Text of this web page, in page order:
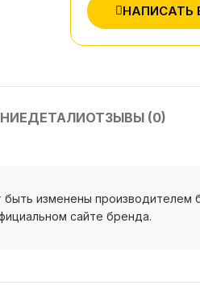
НАПИСАТЬ
ДЕТАЛИОТЗЫВЫ (0)
изменены
сайте бренда.